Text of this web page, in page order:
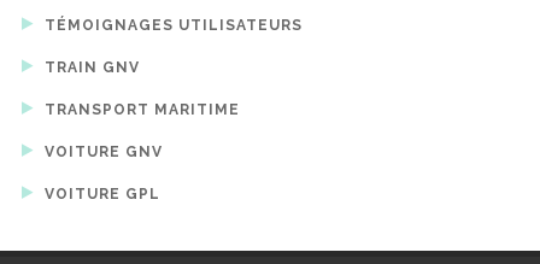
TÉMOIGNAGES UTILISATEURS
TRAIN GNV
TRANSPORT MARITIME
VOITURE GNV
VOITURE GPL